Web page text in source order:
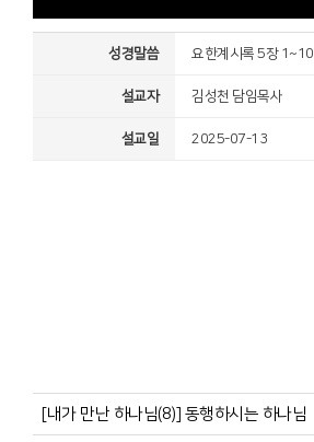
성경말씀 요한계시록 5장
설교자 김성천 담임목사
설교일 2025-07-13
[내가 만난 하나님(8)] 동행하시는 하나님